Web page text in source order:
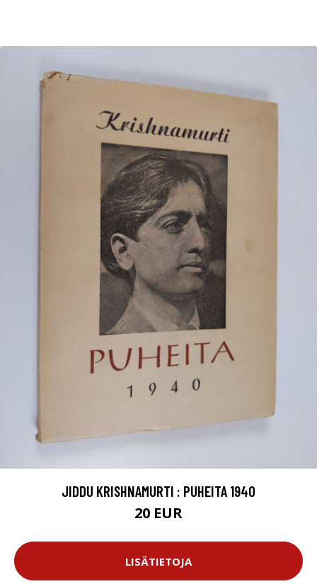
JIDDU KRISHNAMURTI : PUHEITA 1940
20 EUR
LISÄTIETOJA